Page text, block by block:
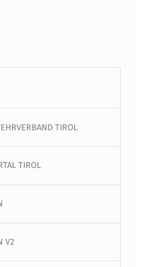
TIROL
TIROL
V2